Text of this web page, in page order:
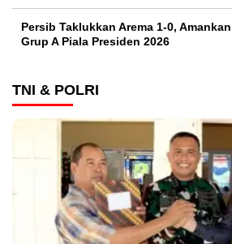
Persib Taklukkan Arema 1-0,
Grup A Piala Presiden 2026
TNI & POLRI